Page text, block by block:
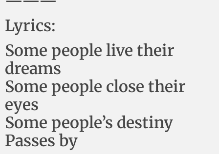
Lyrics:
Some people live their
dreams
Some people close their
eyes
Some people’s destiny
Passes by